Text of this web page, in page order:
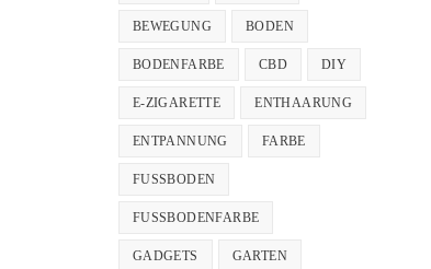
BEWEGUNG BODEN
BODENFARBE CBD DIY
E-ZIGARETTE ENTHAARUNG
ENTPANNUNG FARBE
FUSSBODEN
FUSSBODENFARBE
GADGETS GARTEN